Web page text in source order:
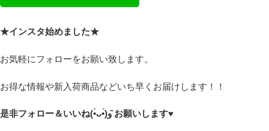
★インスタ始めました★
お気軽にフォローをお願い致します。
お得な情報や新入荷商品などいち早くお届けします！！
是非フォロー＆いいね(•̀ᴗ•́)و ̑̑お願いします♥